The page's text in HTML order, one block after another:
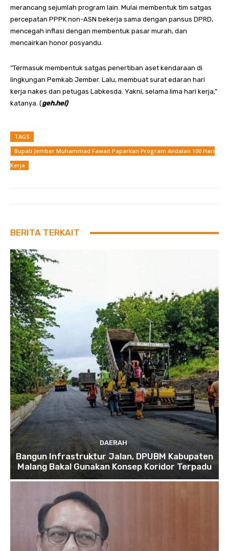
merancang sejumlah program lain. Mulai membentuk tim satgas
percepatan PPPK non-ASN bekerja sama dengan pansus DPRD,
mencegah inflasi dengan membentuk pasar murah, dan
mencairkan honor posyandu.
“Termasuk membentuk satgas penertiban aset kendaraan di
lingkungan Pemkab Jember. Lalu, membuat surat edaran hari
kerja nakes dan petugas Labkesda. Yakni, selama lima hari kerja,”
katanya. (geh.hel)
TAGS
Bupati Jember Muhammad Fawait Paparkan Program Andalan 100 Hari
Kerja
BERITA TERKAIT
DAERAH
Bangun Infrastruktur Jalan, DPUBM Kabupaten
Malang Bakal Gunakan Konsep Koridor Terpadu